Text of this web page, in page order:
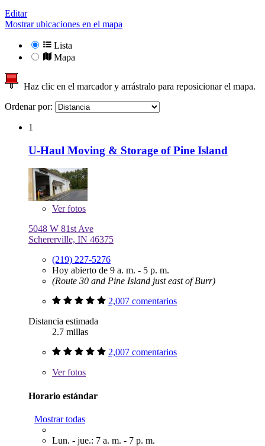
Editar
Mostrar ubicaciones en el mapa
Lista
Mapa
Haz clic en el marcador y arrástralo para reposicionar el mapa.
Ordenar por:
1
U-Haul Moving & Storage of Pine Island
Verfotos
5048 W 81st Ave
Schererville, IN 46375
(219) 227-5276
Hoy abierto de 9 a. m. - 5 p. m.
(Route 30 and Pine Island just east of Burr)
2,007 comentarios
Distancia estimada
2.7 millas
2,007 comentarios
Verfotos
Horario estándar
Mostrar todas
Lun. - jue.: 7 a. m. - 7 p. m.